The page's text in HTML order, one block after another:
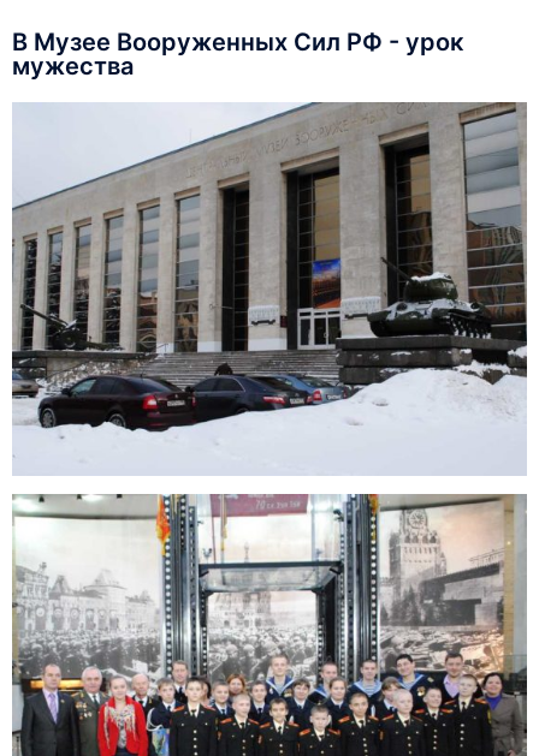
В Музее Вооруженных Сил РФ - урок
мужества